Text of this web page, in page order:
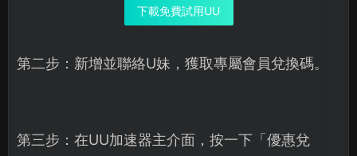
下載免費試用UU
第二步：新增並聯絡U妹，獲取專屬會員兌換碼。
第三步：在UU加速器主介面，按一下「優惠兌